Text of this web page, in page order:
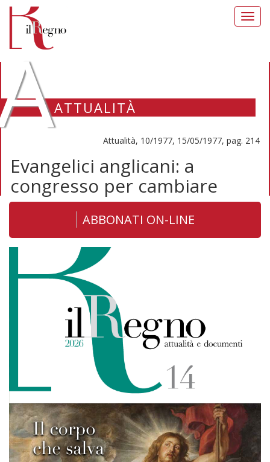
ATTUALITÀ
Attualità, 10/1977, 15/05/1977, pag. 214
Evangelici anglicani: a
congresso per cambiare
ABBONATI ON-LINE